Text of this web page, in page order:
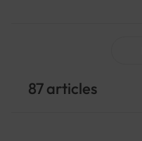
87articles